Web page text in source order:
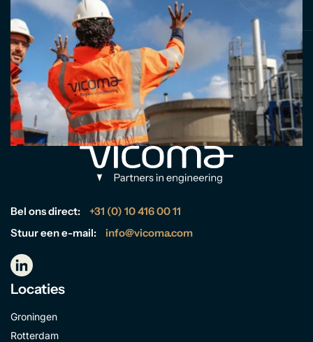
Bel ons direct:
+31 (0) 10 416 00 11
Stuur een e-mail:
info@vicoma.com
Locaties
Groningen
Rotterdam